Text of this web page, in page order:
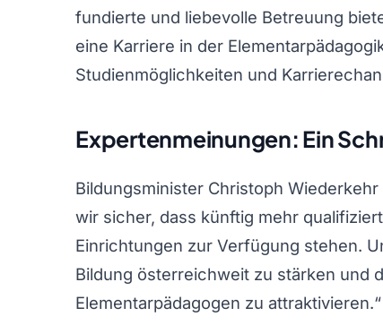
fundierte und liebevolle Betreuung
eine Karriere in der
Studienmöglichkeiten und
Expertenmeinungen: Ein
Bildungsminister Christoph
wir sicher, dass künftig mehr
Einrichtungen zur Verfügung stehen.
Bildung österreichweit zu stärken und
Elementarpädagogen zu attraktivieren.“